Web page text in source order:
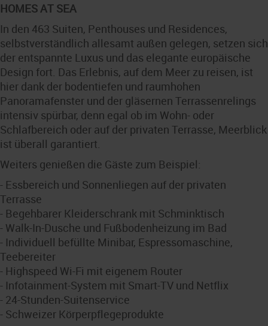
HOMES AT SEA
In den 463 Suiten, Penthouses und Residences,
selbstverständlich allesamt außen gelegen, setzen sich
der entspannte Luxus und das elegante europäische
Design fort. Das Erlebnis, auf dem Meer zu reisen, ist
hier dank der bodentiefen und raumhohen
Panoramafenster und der gläsernen Terrassenrelings
intensiv spürbar, denn egal ob im Wohn- oder
Schlafbereich oder auf der privaten Terrasse, Meerblick
ist überall garantiert.
Weiters genießen die Gäste zum Beispiel:
- Essbereich und Sonnenliegen auf der privaten
Terrasse
- Begehbarer Kleiderschrank mit Schminktisch
- Walk-In-Dusche und Fußbodenheizung im Bad
- Individuell befüllte Minibar, Espressomaschine,
Teebereiter
- Highspeed Wi-Fi mit eigenem Router
- Infotainment-System mit Smart-TV und Netflix
- 24-Stunden-Suitenservice
- Schweizer Körperpflegeprodukte